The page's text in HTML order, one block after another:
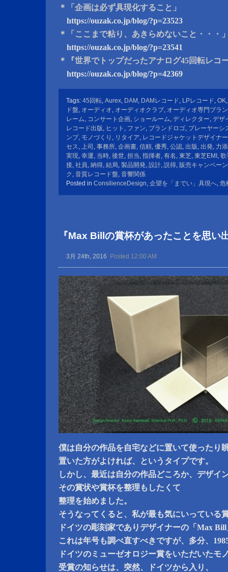
＊「企画は必ず具現化すること」
https://ouzak.co.jp/blog/?p=23523
＊「ここまで粘り、あきらめないこと・・・
https://ouzak.co.jp/blog/?p=23541
＊『世界でトップだったアナログ45回転レコ
https://ouzak.co.jp/blog/?p=42369
Tags: 45回転, Aurex, DAM , DAMレコード, LPレコード, OK
ド盤, オーディオ, オーディオクラブ, オーディオ専門ブラ
レーム, コンサート企画, ショールーム, ディレクター, デザ
レコード出版, ヒット , ファン, ブランドロゴ, プレーヤーシ
ンプ, モノづくり , リタイア, レコードジャケットデザイナー
セス, 上司 , 事務所, 企画書, 信頼, 優秀, 公認, 出版, 出発, 力
実現, 幸運, 当時, 後世, 担当, 指揮者, 有名 , 東芝, 東芝EMI , 歌
接, 社員, 納得, 結局, 製品開発, 設計, 説得, 販売キャンペーン
ク , 音質レコード盤, 音響関係
Posted in ConsilienceDesign, 企望を「までい」具現へ, 危
『Max Billの賞杯があったことを思い
3月 24th, 2016 Posted 12:00 AM
僕は自分の作品を自宅などに置いて使ったり
置いた方がよければ、というタイプです。
しかし、最近は自分の作品どころか、デザイ
その賞状や賞杯を整理もしたくて
整理を始めました。
そうなってくると、私が最も気にいっている
ドイツの彫刻家でありデザイナーの「Max
これは年号も調べ直すべきですが、多分、
ドイツのミューゼオロジー賞をいただいたモ
受賞の知らせは、突然、ドイツから入り、